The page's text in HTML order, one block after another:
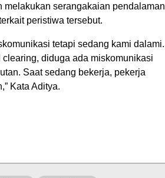
melakukan serangakaian pendalaman
peristiwa tersebut.
tetapi sedang kami dalami.
diduga ada miskomunikasi
Saat sedang bekerja, pekerja
Kata Aditya.